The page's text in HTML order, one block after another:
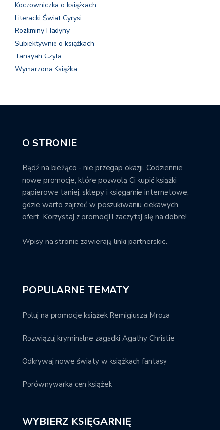
Koczowniczka o książkach
Literacki Świat Cyrysi
Rozkminy Hadyny
Subiektywnie o książkach
Tanayah Czyta
Wymarzona Książka
O STRONIE
Bądź na bieżąco - nie przegap okazji. Codziennie
nowe promocje, które pozwolą Ci kupić książki
papierowe taniej; sklepy i księgarnie internetowe,
gdzie warto zajrzeć w poszukiwaniu ciekawych
ofert. Korzystaj z promocji i zaczytaj się na dobre!
Wpisy na stronie zawierają linki partnerskie.
POPULARNE TEMATY
Poluj na promocje książek Remigiusza Mroza
Rozwiązuj kryminalne zagadki Agathy Christie
Odkrywaj nowe światy w książkach fantasy
Porównywarka cen książek
WYBIERZ KSIĘGARNIĘ